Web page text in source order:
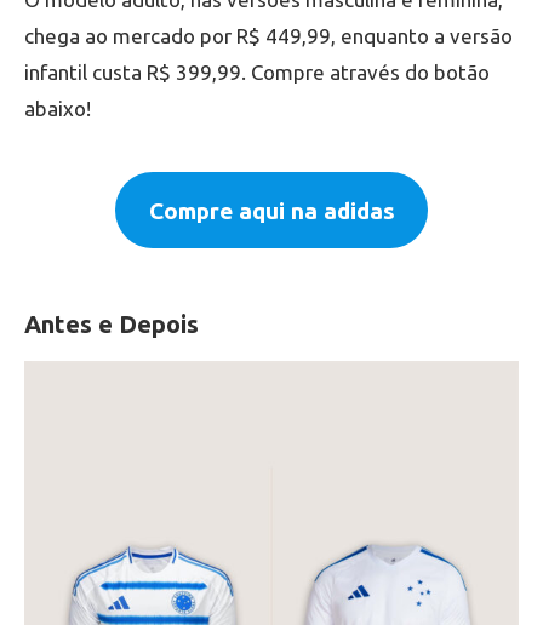
chega ao mercado por R$ 449,99, enquanto a versão
infantil custa R$ 399,99. Compre através do botão
abaixo!
Compre aqui na adidas
Antes e Depois